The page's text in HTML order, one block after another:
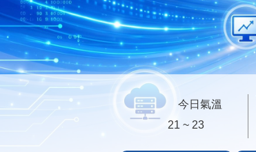
今日氣溫
21 ~ 23